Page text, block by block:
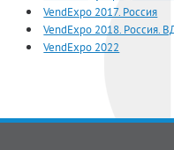
VendExpo 2017. Россия
VendExpo 2018. Россия.
VendExpo 2022